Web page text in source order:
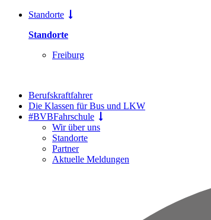
Standorte
Standorte
Freiburg
Berufskraftfahrer
Die Klassen für Bus und LKW
#BVBFahrschule
Wir über uns
Standorte
Partner
Aktuelle Meldungen